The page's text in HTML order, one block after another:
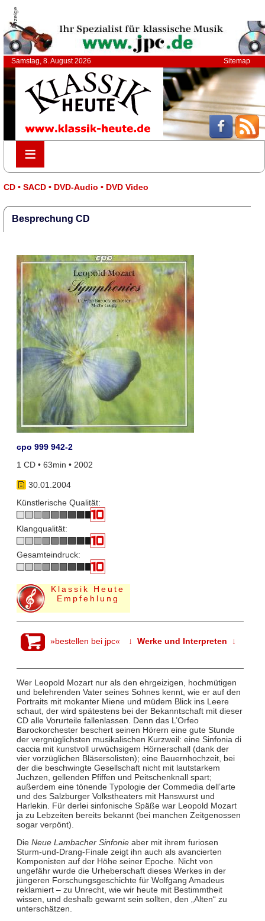
Anzeige
Samstag, 8. August 2026 Sitemap
≡
≡
CD • SACD • DVD-Audio • DVD Video
Besprechung CD
cpo 999 942-2
1 CD • 63min • 2002
30.01.2004
Künstlerische Qualität:
Klangqualität:
Gesamteindruck:
Klassik Heute
Empfehlung
»bestellen bei jpc« ↓ Werke und Interpreten ↓
Wer Leopold Mozart nur als den ehrgeizigen, hochmütigen
und belehrenden Vater seines Sohnes kennt, wie er auf den
Portraits mit mokanter Miene und müdem Blick ins Leere
schaut, der wird spätestens bei der Bekanntschaft mit dieser
CD alle Vorurteile fallenlassen. Denn das L’Orfeo
Barockorchester beschert seinen Hörern eine gute Stunde
der vergnüglichsten musikalischen Kurzweil: eine Sinfonia di
caccia mit kunstvoll urwüchsigem Hörnerschall (dank der
vier vorzüglichen Bläsersolisten); eine Bauernhochzeit, bei
der die beschwingte Gesellschaft nicht mit lautstarkem
Juchzen, gellenden Pfiffen und Peitschenknall spart;
außerdem eine tönende Typologie der Commedia dell’arte
und des Salzburger Volkstheaters mit Hanswurst und
Harlekin. Für derlei sinfonische Späße war Leopold Mozart
ja zu Lebzeiten bereits bekannt (bei manchen Zeitgenossen
sogar verpönt).
Die Neue Lambacher Sinfonieaber mit ihrem furiosen
Sturm-und-Drang-Finale zeigt ihn auch als avancierten
Komponisten auf der Höhe seiner Epoche. Nicht von
ungefähr wurde die Urheberschaft dieses Werkes in der
jüngeren Forschungsgeschichte für Wolfgang Amadeus
reklamiert – zu Unrecht, wie wir heute mit Bestimmtheit
wissen, und deshalb gewarnt sein sollten, den „Alten“ zu
unterschätzen.